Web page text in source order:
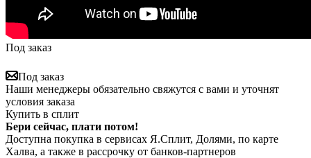
Под заказ
Под заказ
Наши менеджеры обязательно свяжутся с вами и уточнят
условия заказа
Купить в сплит
Бери сейчас, плати потом!
Доступна покупка в сервисах Я.Сплит, Долями, по карте
Халва, а также в рассрочку от банков-партнеров